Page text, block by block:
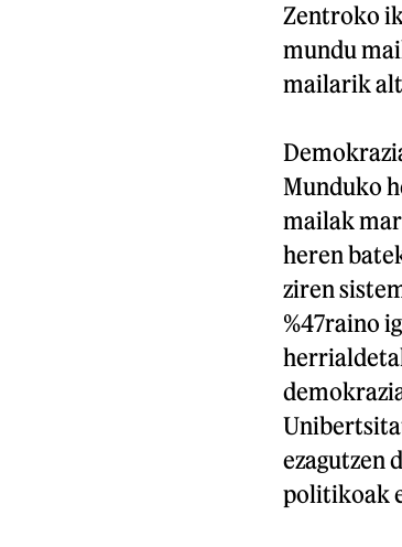
Zentroko
mundu
mailarik
Munduko
mailak
heren
ziren
%47raino
ezagutzen
politikoak